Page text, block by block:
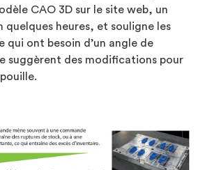
CAO 3D sur le site web, un
quelques heures, et souligne les
qui ont besoin d’un angle de
suggèrent des modifications pour